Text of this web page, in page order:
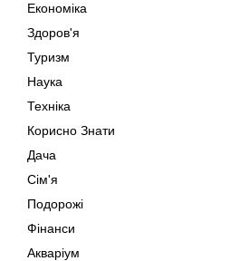
Економіка
Здоров'я
Туризм
Наука
Техніка
Корисно Знати
Дача
Сім'я
Подорожі
Фінанси
Акваріум